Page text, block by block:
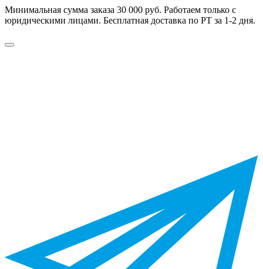
Минимальная сумма заказа 30 000 руб. Работаем только с
юридическими лицами. Бесплатная доставка по РТ за 1-2 дня.